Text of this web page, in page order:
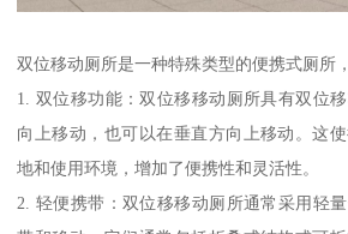
双位移动厕所是一种特殊类型的便携式厕所
1. 双位移功能：双位移移动厕所具有双位
向上移动，也可以在垂直方向上移动。这
地和使用环境，增加了便携性和灵活性。
2. 轻便携带：双位移移动厕所通常采用轻